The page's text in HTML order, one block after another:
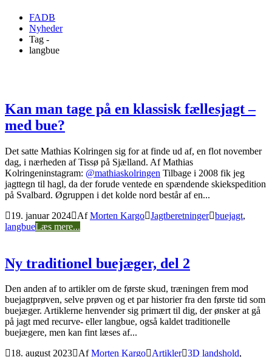
FADB
Nyheder
Tag -
langbue
Kan man tage på en klassisk fællesjagt –
med bue?
Det satte Mathias Kolringen sig for at finde ud af, en flot november
dag, i nærheden af Tissø på Sjælland. Af Mathias
Kolringeninstagram: @mathiaskolringen Tilbage i 2008 fik jeg
jagttegn til hagl, da der forude ventede en spændende skiekspedition
på Svalbard. Øgruppen i det kolde nord består af en...
19. januar 2024
AfMorten Kargo Jagtberetninger buejagt,
langbueLæs mere...
Ny traditionel buejæger, del 2
Den anden af to artikler om de første skud, træningen frem mod
buejagtprøven, selve prøven og et par historier fra den første tid som
buejæger. Artiklerne henvender sig primært til dig, der ønsker at gå
på jagt med recurve- eller langbue, også kaldet traditionelle
buejægere, men kan fint læses af...
18. august 2023 AfMorten Kargo Artikler 3D landshold,